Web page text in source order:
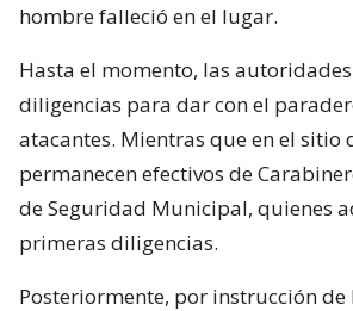
hombre falleció en el lugar.
Hasta el momento, las
diligencias para dar con el
atacantes. Mientras que en el sitio
permanecen efectivos de
de Seguridad Municipal, quienes
primeras diligencias.
Posteriormente, por instrucción de